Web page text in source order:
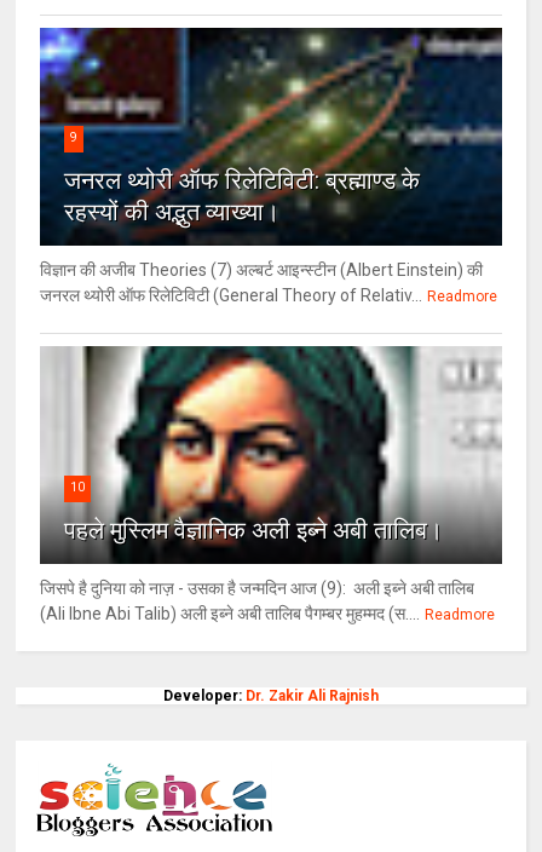
9
जनरल थ्‍योरी ऑफ रिलेटिविटी: ब्रह्माण्‍ड के
रहस्‍यों की अद्भुत व्‍याख्‍या।
विज्ञान की अजीब Theories (7) अल्‍बर्ट आइन्स्टीन (Albert Einstein) की
जनरल थ्योरी ऑफ रिलेटिविटी (General Theory of Relativ...
Readmore
10
पहले मुस्लिम वैज्ञानिक अली इब्ने अबी तालिब।
जिसपे है दुनिया को नाज़ - उसका है जन्मदिन आज (9): अली इब्ने अबी तालिब
(Ali Ibne Abi Talib) अली इब्ने अबी तालिब पैगम्बर मुहम्मद (स....
Readmore
Developer: Dr. Zakir Ali Rajnish